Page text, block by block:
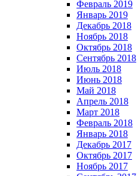
Февраль 2019
Январь 2019
Декабрь 2018
Ноябрь 2018
Октябрь 2018
Сентябрь 2018
Июль 2018
Июнь 2018
Май 2018
Апрель 2018
Март 2018
Февраль 2018
Январь 2018
Декабрь 2017
Октябрь 2017
Ноябрь 2017